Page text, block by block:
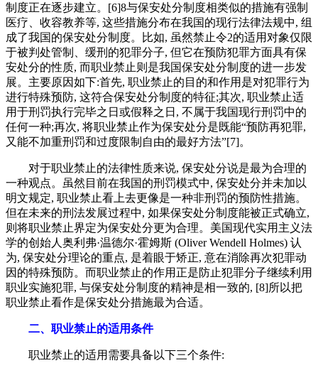
制度正在逐步建立。[6]8与保安处分制度相类似的措施有强制
医疗、收容教养等, 这些措施分布在我国的现行法律法规中, 组
成了我国的保安处分制度。比如, 虽然禁止令2的适用对象仅限
于被判处管制、缓刑的犯罪分子, 但它在预防犯罪方面具有保
安处分的性质, 而职业禁止则是我国保安处分制度的进一步发
展。主要原因如下:首先, 职业禁止的目的和作用是对犯罪行为
进行特殊预防, 这符合保安处分制度的特征;其次, 职业禁止适
用于刑罚执行完毕之日或假释之日, 不属于我国现行刑罚中的
任何一种;再次, 将职业禁止作为保安处分是既能“预防再犯罪,
又能不加重刑罚和过度限制自由的最好方法”[7]。
对于职业禁止的法律性质来说, 保安处分说是最为合理的
一种观点。虽然目前在我国的刑罚模式中, 保安处分并未加以
明文规定, 职业禁止看上去更像是一种非刑罚的预防性措施。
但在未来的刑法发展过程中, 如果保安处分制度能被正式确立,
则将职业禁止界定为保安处分更为合理。美国现代实用主义法
学的创始人奥利弗·温德尔·霍姆斯 (Oliver Wendell Holmes) 认
为, 保安处分理论的重点, 是着眼于矫正, 意在消除再次犯罪动
因的特殊预防。而职业禁止的作用正是防止犯罪分子继续利用
职业实施犯罪, 与保安处分制度的精神是相一致的, [8]所以把
职业禁止看作是保安处分措施最为合适。
二、职业禁止的适用条件
职业禁止的适用需要具备以下三个条件: